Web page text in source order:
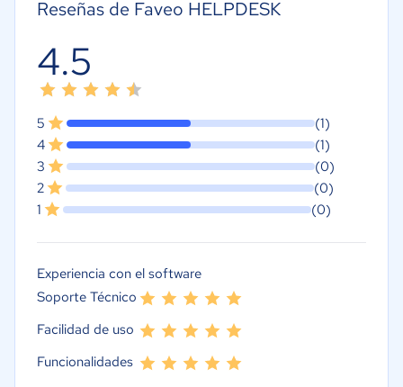
Reseñas de Faveo HELPDESK
4.5
5
(1)
4
(1)
3
(0)
2
(0)
1
(0)
Experiencia con el software
Soporte Técnico
Facilidad de uso
Funcionalidades